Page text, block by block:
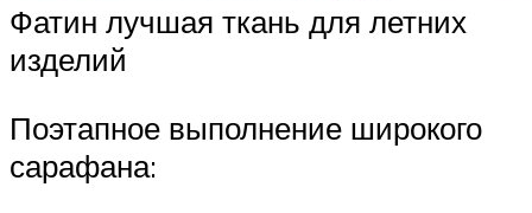
Фатин лучшая ткань для летних
изделий
Поэтапное выполнение широкого
сарафана: